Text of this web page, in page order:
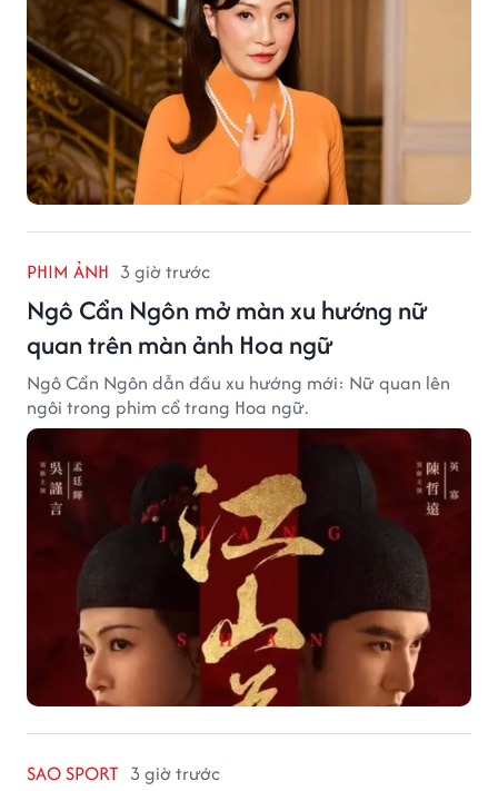
PHIM ẢNH 3 giờ trước
Ngô Cẩn Ngôn mở màn xu hướng nữ
quan trên màn ảnh Hoa ngữ
Ngô Cẩn Ngôn dẫn đầu xu hướng mới: Nữ quan lên
ngôi trong phim cổ trang Hoa ngữ.
SAO SPORT 3 giờ trước